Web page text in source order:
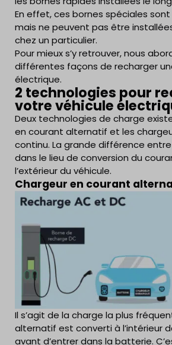
En effet, ces bornes spéciales
mais ne peuvent pas être
chez un particulier.
Pour mieux s’y retrouver, nous
différentes façons de recharger
électrique.
2 technologies pour
votre véhicule
Deux technologies de charge
en courant alternatif et les
continu. La grande différence
dans le lieu de conversion du
l’extérieur du véhicule.
Chargeur en courant
Il s’agit de la charge la plus
alternatif est converti à l’intérieur
avant d’entrer dans la batterie.